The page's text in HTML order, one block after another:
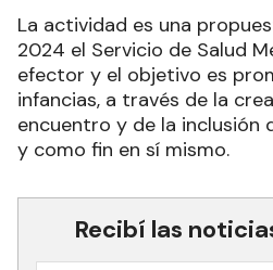
La actividad es una
2024 el Servicio de Salud
efector y el objetivo es
infancias, a través de la
encuentro y de la inclusión
y como fin en sí mismo.
Recibí las